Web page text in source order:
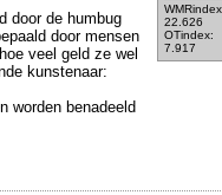
22.626
OTindex:
7.917
door de humbug
door mensen
veel geld ze wel
kunstenaar:
worden benadeeld